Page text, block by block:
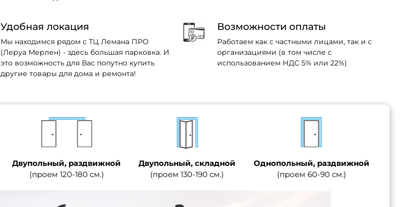
Удобная локация
Мы находимся рядом с ТЦ Лемана ПРО
(Леруа Мерлен) - здесь большая парковка. И
это возможность для Вас попутно купить
другие товары для дома и ремонта!
Возможности оплаты
Работаем как с частными лицами, так и с
организациями (в том числе с
использованием НДС 5% или 22%)
Двупольный, раздвижной
(проем 120-180 см.)
Двупольный, складной
(проем 130-190 см.)
Однопольный, раздвижной
(проем 60-90 см.)